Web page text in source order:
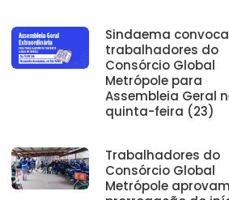
Sindaema convoca
trabalhadores do
Consórcio Global
Metrópole para
Assembleia Geral
quinta-feira (23)
Trabalhadores do
Consórcio Global
Metrópole aprovam